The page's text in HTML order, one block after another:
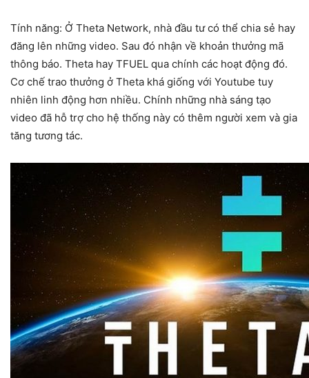
Tính năng: Ở Theta Network, nhà đầu tư có thể chia sẻ hay
đăng lên những video. Sau đó nhận về khoản thưởng mã
thông báo. Theta hay TFUEL qua chính các hoạt động đó.
Cơ chế trao thưởng ở Theta khá giống với Youtube tuy
nhiên linh động hơn nhiều. Chính những nhà sáng tạo
video đã hỗ trợ cho hệ thống này có thêm người xem và gia
tăng tương tác.